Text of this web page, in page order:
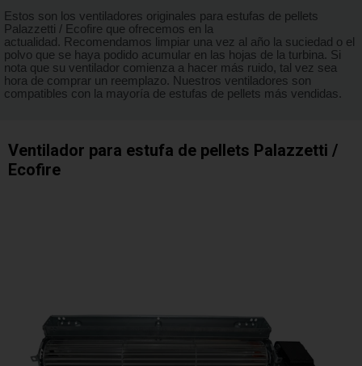
Estos son los ventiladores originales para estufas de pellets
Palazzetti / Ecofire que ofrecemos en la
actualidad. Recomendamos limpiar una vez al año la suciedad o el
polvo que se haya podido acumular en las hojas de la turbina. Si
nota que su ventilador comienza a hacer más ruido, tal vez sea
hora de comprar un reemplazo. Nuestros ventiladores son
compatibles con la mayoría de estufas de pellets más vendidas.
Ventilador para estufa de pellets Palazzetti /
Ecofire